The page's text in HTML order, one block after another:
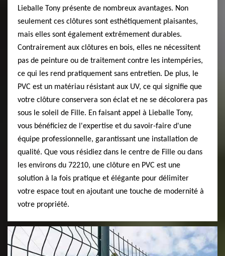
Lieballe Tony présente de nombreux avantages. Non
seulement ces clôtures sont esthétiquement plaisantes,
mais elles sont également extrêmement durables.
Contrairement aux clôtures en bois, elles ne nécessitent
pas de peinture ou de traitement contre les intempéries,
ce qui les rend pratiquement sans entretien. De plus, le
PVC est un matériau résistant aux UV, ce qui signifie que
votre clôture conservera son éclat et ne se décolorera pas
sous le soleil de Fille. En faisant appel à Lieballe Tony,
vous bénéficiez de l'expertise et du savoir-faire d'une
équipe professionnelle, garantissant une installation de
qualité. Que vous résidiez dans le centre de Fille ou dans
les environs du 72210, une clôture en PVC est une
solution à la fois pratique et élégante pour délimiter
votre espace tout en ajoutant une touche de modernité à
votre propriété.